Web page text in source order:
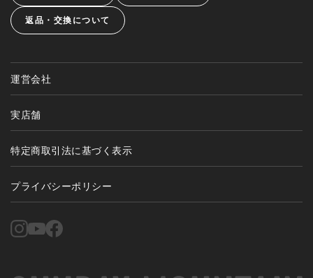
返品・交換について
運営会社
実店舗
特定商取引法に基づく表示
プライバシーポリシー